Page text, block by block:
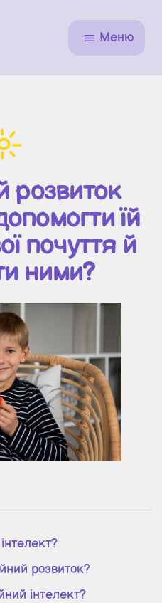
Меню
розвиток
їй
почуття й
ними?
розвиток?
інтелект?